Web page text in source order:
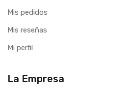
Mis pedidos
Mis reseñas
Mi perfil
La Empresa